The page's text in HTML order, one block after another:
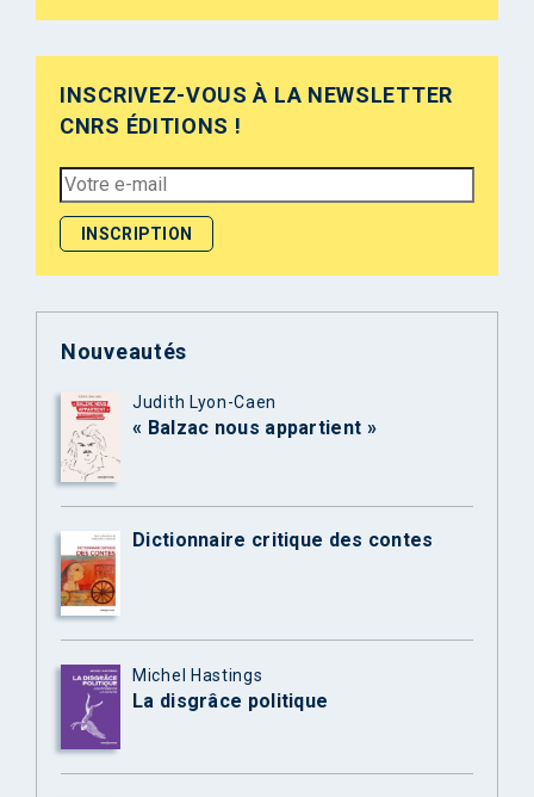
INSCRIVEZ-VOUS À LA NEWSLETTER
CNRS ÉDITIONS !
Nouveautés
Judith Lyon-Caen
« Balzac nous appartient »
Dictionnaire critique des contes
Michel Hastings
La disgrâce politique